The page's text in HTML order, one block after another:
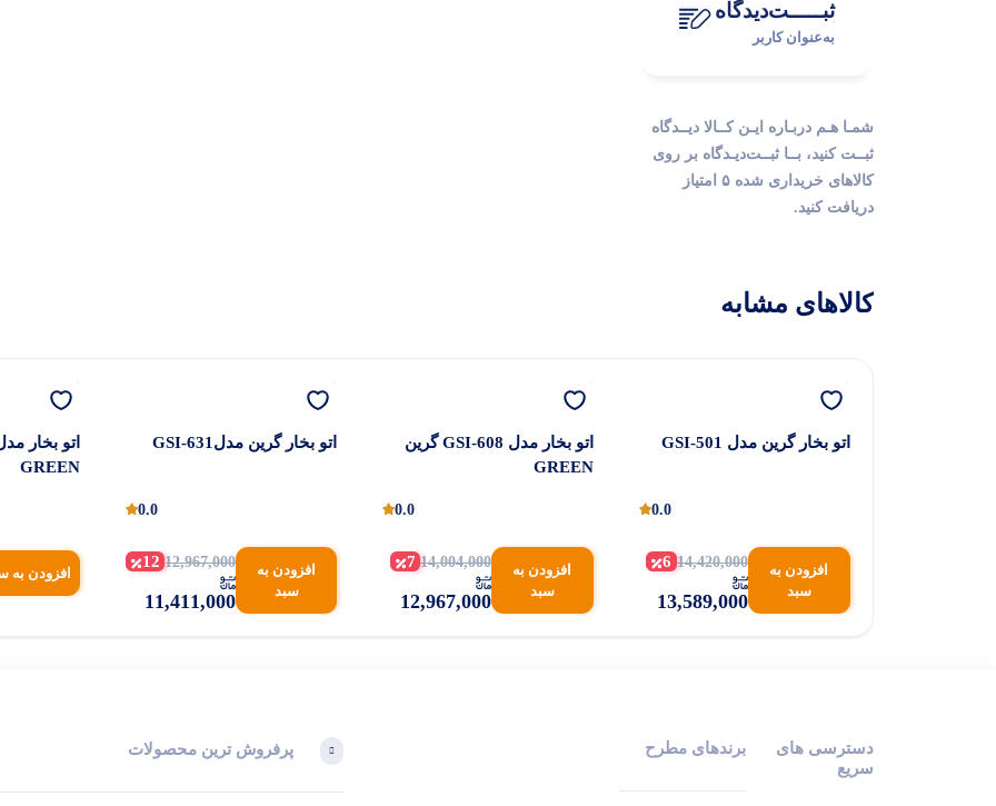
ثبـــــت‌دیدگاه
به‌عنوان کاربر
شمـا هـم دربـاره ایـن کــالا دیــدگاه
ثبــت کنید، بــا ثبــت‌دیـدگاه بر روی
کالاهای خریداری شده ۵ امتیاز
دریافت کنید.
کالاهای مشابه
اتو‌ بخار گرین مدل GSI-501
0.0
افزودن به
سبد
14,420,000
6
13,589,000
اتو بخار مدل GSI-608 گرین
GREEN
0.0
افزودن به
سبد
14,004,000
7
12,967,000
اتو‌ بخار گرین مدلGSI-631
0.0
افزودن به
سبد
12,967,000
12
11,411,000
GREEN
افزودن به
دسترسی های
سریع
برندهای مطرح پرفروش ترین محصولات